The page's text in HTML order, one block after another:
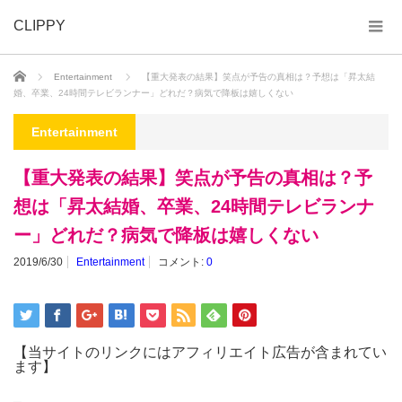
CLIPPY
ホーム Entertainment
【重大発表の結果】笑点が予告の真相は？予想は「昇太結
婚、卒業、24時間テレビランナー」どれだ？病気で降板は嬉しくない
Entertainment
【重大発表の結果】笑点が予告の真相は？予
想は「昇太結婚、卒業、24時間テレビランナ
ー」どれだ？病気で降板は嬉しくない
2019/6/30 Entertainment コメント: 0
【当サイトのリンクにはアフィリエイト広告が含まれてい
ます】